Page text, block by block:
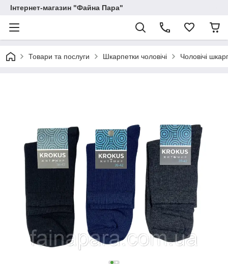
Інтернет-магазин "Файна Пара"
Товари та послуги Шкарпетки чоловічі Чоловічі